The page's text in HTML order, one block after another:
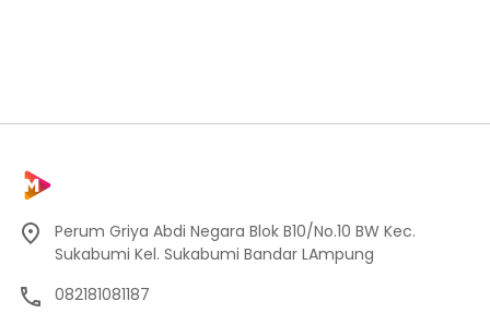
Perum Griya Abdi Negara Blok B10/No.10 BW Kec.
Sukabumi Kel. Sukabumi Bandar LAmpung
082181081187